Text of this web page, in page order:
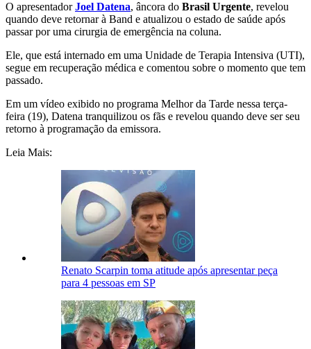
O apresentadorJoel Datena, âncora do Brasil Urgente, revelou
quando deve retornar à Band e atualizou o estado de saúde após
passar por uma cirurgia de emergência na coluna.
Ele, que está internado em uma Unidade de Terapia Intensiva (UTI),
segue em recuperação médica e comentou sobre o momento que tem
passado.
Em um vídeo exibido no programa Melhor da Tarde nessa terça-
feira (19), Datena tranquilizou os fãs e revelou quando deve ser seu
retorno à programação da emissora.
Leia Mais:
Renato Scarpin toma atitude após apresentar peça
para 4 pessoas em SP